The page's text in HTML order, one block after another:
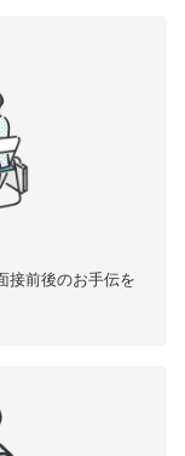
接前後のお手伝を